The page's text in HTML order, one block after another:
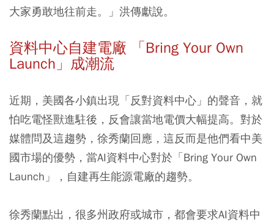
大家勇敢地往前走。」洪傳獻說。
資料中心自建電廠 「Bring Your Own
Launch」成潮流
近期，美國各小鎮出現「反對資料中心」的聲音，就
怕吃電怪獸進駐後，反會讓當地電價大幅提高。對於
媒體問及這趨勢，徐秀蘭回應，這反而是他們看中美
國市場的優勢，當AI資料中心對於「Bring Your Own
Launch」，自建再生能源電廠的趨勢。
徐秀蘭點出，很多州政府或城市，都會要求AI資料中